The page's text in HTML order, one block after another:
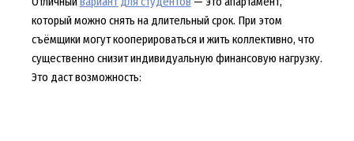
который можно снять на длительный срок. При этом
съёмщики могут кооперироваться и жить коллективно, что
существенно снизит индивидуальную финансовую нагрузку.
Это даст возможность: